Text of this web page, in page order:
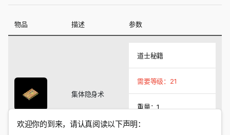
物品 描述 参数
集体隐身术
道士秘籍
需要等级：21
重量：1
欢迎你的到来，请认真阅读以下声明：